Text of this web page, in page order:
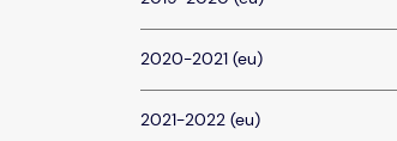
2020-2021 (eu)
2021-2022 (eu)